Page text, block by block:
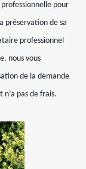
pour
préservation de sa
professionnel
nous vous
de la demande
pas de frais.